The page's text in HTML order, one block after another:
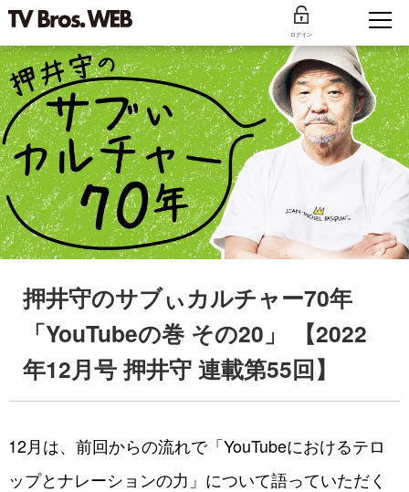
ログイン
押井守のサブぃカルチャー70年
「YouTubeの巻 その20」 【2022
年12月号 押井守 連載第55回】
12月は、前回からの流れで「YouTubeにおけるテロ
ップとナレーションの力」について語っていただく